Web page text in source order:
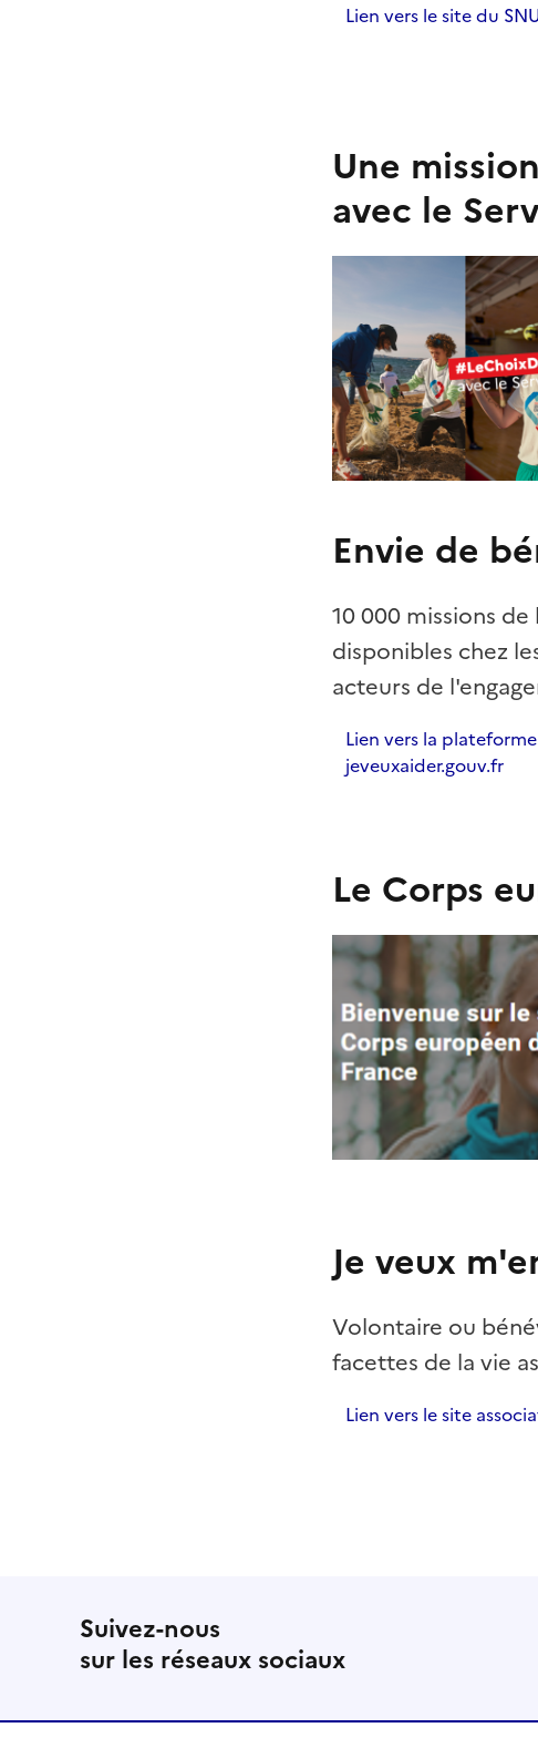
Lien vers le site du
Une
avec le
Envie de
10 000 missions
disponibles chez
acteurs de
Lien vers la plateforme
jeveuxaider.gouv.fr
Le Corps
Je veux
Volontaire ou
facettes de la vie
Lien vers le site
Suivez-nous
sur les réseaux sociaux